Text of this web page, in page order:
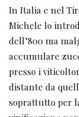
In Italia e nel
Michele lo
dell’800 ma
accumulare
presso i
distante da
soprattutto per